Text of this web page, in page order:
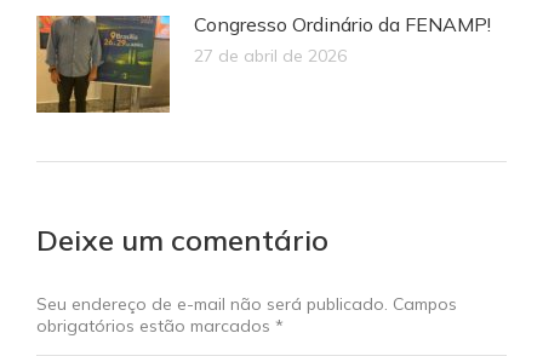
Congresso Ordinário da FENAMP!
27 de abril de 2026
Deixe um comentário
Seu endereço de e-mail não será publicado. Campos
obrigatórios estão marcados *